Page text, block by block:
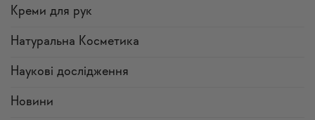
Креми для рук
Натуральна Косметика
Наукові дослідження
Новини